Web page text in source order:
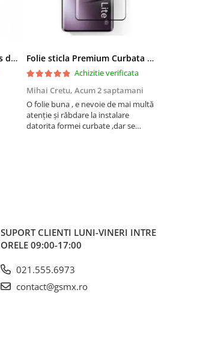
Husa pentru Honor X5c Plus din silicon catifelat cu interior din microfibra si protectie la camere - Negru Folie sticla Premium Curbata pentru Honor Magic 7 Lite 5G cu Adeziv pe toata suprafata, Protectie Anti-Zgarieturi si Socuri
Achizitie verificata
Mihai Cretu, Acum 2 saptamani
O folie buna , e nevoie de mai multă
atenție și răbdare la instalare
datorita formei curbate ,dar se
SUPORT CLIENTI LUNI-VINERI INTRE
ORELE 09:00-17:00
021.555.6973
contact@gsmx.ro